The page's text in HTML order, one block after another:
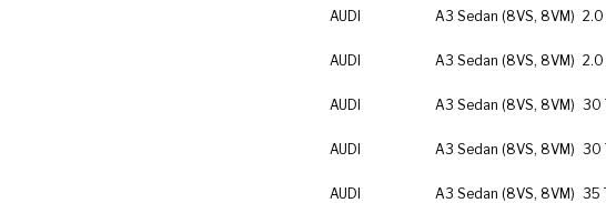
AUDI
A3 Sedan (8VS, 8VM) 2.0
AUDI
A3 Sedan (8VS, 8VM) 2.0
AUDI
A3 Sedan (8VS, 8VM) 30
AUDI
A3 Sedan (8VS, 8VM) 30
AUDI
A3 Sedan (8VS, 8VM) 35